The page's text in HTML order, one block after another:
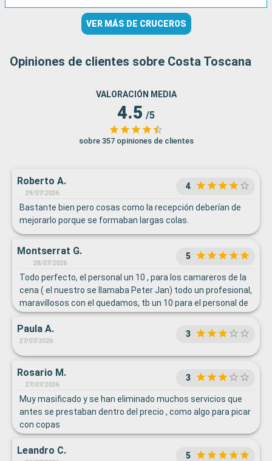
VER MÁS DE CRUCEROS
Opiniones de clientes sobre Costa Toscana
VALORACIÓN MEDIA
4.5 /5
sobre 357 opiniones de clientes
Roberto A.
29/07/2026
4
Bastante bien pero cosas como la recepción deberían de
mejorarlo porque se formaban largas colas.
Montserrat G.
28/07/2026
5
Todo perfecto, el personal un 10 , para los camareros de la
cena ( el nuestro se llamaba Peter Jan) todo un profesional,
maravillosos con el quedamos, tb un 10 para el personal de
limpieza...
Paula A.
27/07/2026
3
Rosario M.
27/07/2026
3
Muy masificado y se han eliminado muchos servicios que
antes se prestaban dentro del precio , como algo para picar
con copas
Leandro C. 5